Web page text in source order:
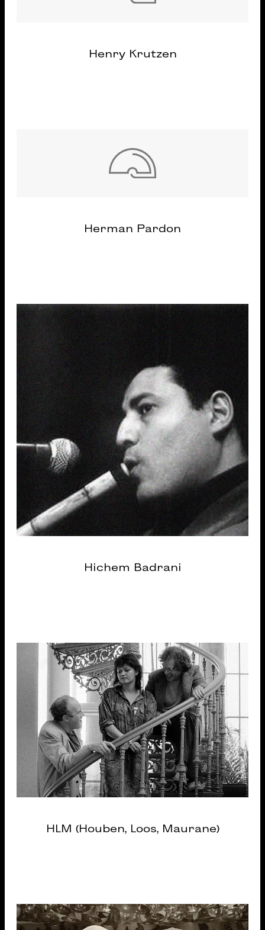
Henry Krutzen
Herman Pardon
Hichem Badrani
HLM (Houben, Loos, Maurane)